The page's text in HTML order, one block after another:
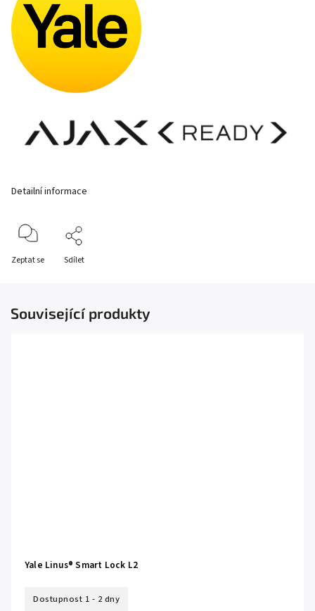
Detailní informace
Zeptat se Sdílet
Související produkty
Yale Linus® Smart Lock L2
Dostupnost 1 - 2 dny